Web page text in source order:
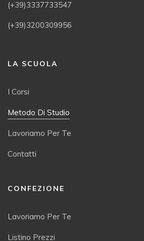
(+39)3337733547
(+39)3200309956
LA SCUOLA
I Corsi
Metodo Di Studio
Lavoriamo Per Te
Contatti
CONFEZIONE
Lavoriamo Per Te
Listino Prezzi